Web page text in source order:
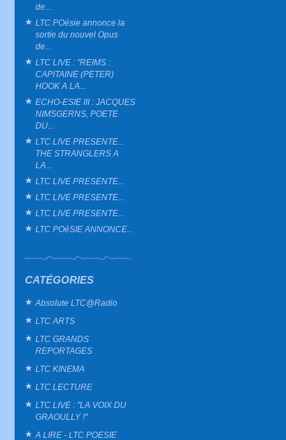
de...
LTC POésie annonce la
sortie du nouvel Opus
de...
LTC LIVE : "REIMS :
CAPITAINE (PETER)
HOOK A LA...
ECHO-ESIE III : JACQUES
NIMSGERNS, POETE
DU...
LTC LIVE PRESENTE...
THE STRANGLERS A
LA...
LTC LIVE PRESENTE...
LTC LIVE PRESENTE...
LTC LIVE PRESENTE...
LTC POéSIE ANNONCE...
CATÉGORIES
Absolute LTC@Radio
LTC ARTS
LTC GRANDS
REPORTAGES
LTC KINEMA
LTC LECTURE
LTC LIVE : "LA VOIX DU
GRAOULLY !"
A LIRE - LTC POESIE